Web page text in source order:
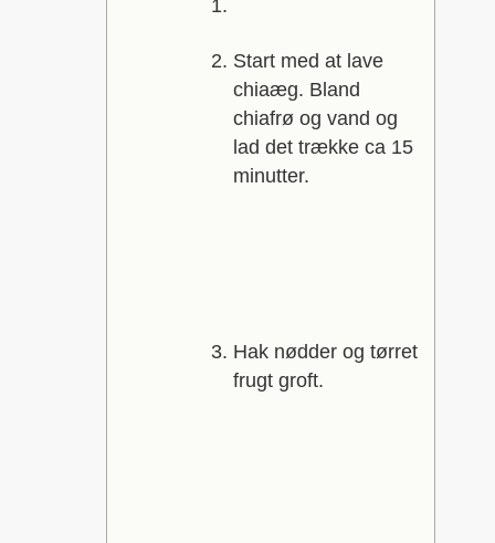
Start med at lave
chiaæg. Bland
chiafrø og vand og
lad det trække ca 15
minutter.
Hak nødder og tørret
frugt groft.